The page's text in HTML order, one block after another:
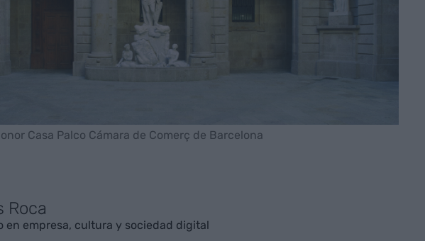
Casa Palco Cámara de Comerç de Barcelona
Roca
en empresa, cultura y sociedad digital